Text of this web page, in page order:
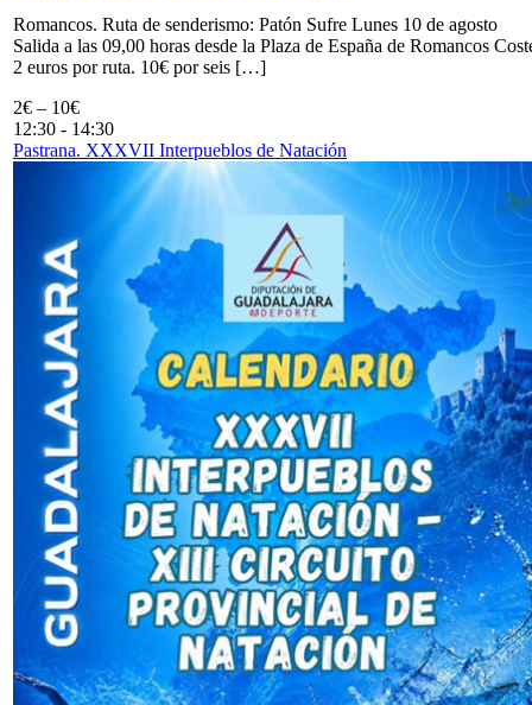
Romancos. Ruta de senderismo: Patón Sufre Lunes 10 de agosto
Salida a las 09,00 horas desde la Plaza de España de Romancos
2 euros por ruta. 10€ por seis […]
2€ – 10€
12:30 - 14:30
Pastrana. XXXVII Interpueblos de Natación